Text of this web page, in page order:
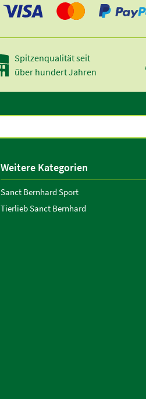
Spitzenqualität seit
über hundert Jahren
Weitere Kategorien
Sanct Bernhard Sport
Tierlieb Sanct Bernhard